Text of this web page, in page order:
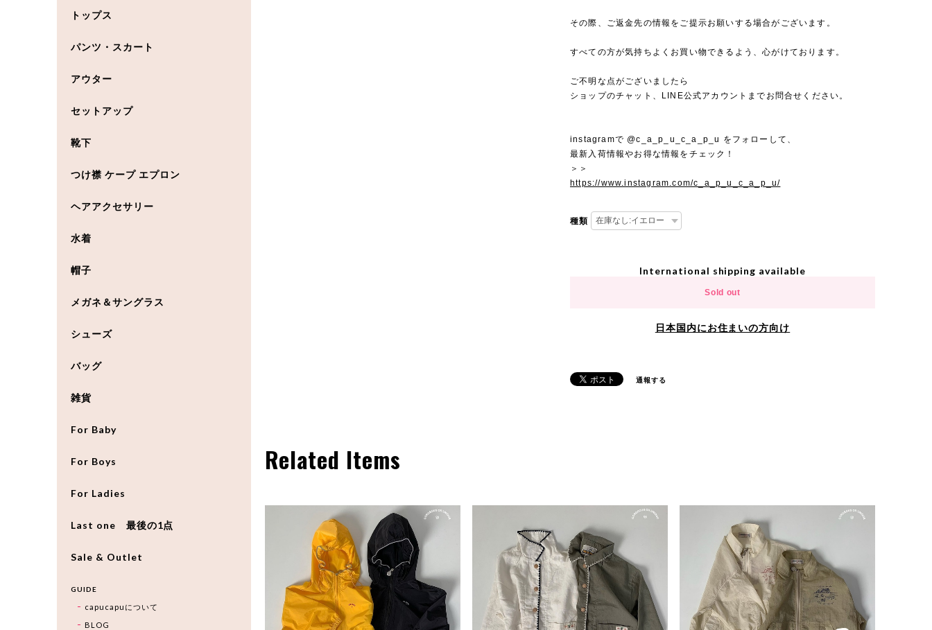
その際、ご返金先の情報をご提示お願いする場合がございます。
すべての方が気持ちよくお買い物できるよう、心がけております。
ご不明な点がございましたら
ショップのチャット、LINE公式アカウントまでお問合せください。
instagramで @c_a_p_u_c_a_p_u をフォローして、
最新入荷情報やお得な情報をチェック！
＞＞
https://www.instagram.com/c_a_p_u_c_a_p_u/
種類
International shipping available
Sold out
日本国内にお住まいの方向け
通報する
Related Items
トップス
パンツ・スカート
アウター
セットアップ
靴下
つけ襟 ケープ エプロン
ヘアアクセサリー
水着
帽子
メガネ＆サングラス
シューズ
バッグ
雑貨
For Baby
For Boys
For Ladies
Last one 最後の1点
Sale & Outlet
GUIDE
capucapuについて
BLOG